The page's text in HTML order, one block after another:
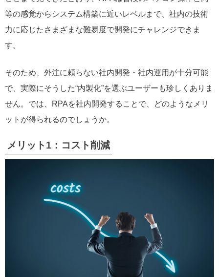
等の感覚からシステム構築に近いレベルまで、社内の技術
力に応じたさまざまな難易度で開発にチャレンジできま
す。
そのため、外注に頼らない社内開発・社内運用が十分可能
で、実際にそうした“内製化”を選ぶユーザーも珍しくありま
せん。では、RPAを社内開発することで、どのようなメリ
ットが得られるのでしょうか。
メリット1：コスト削減